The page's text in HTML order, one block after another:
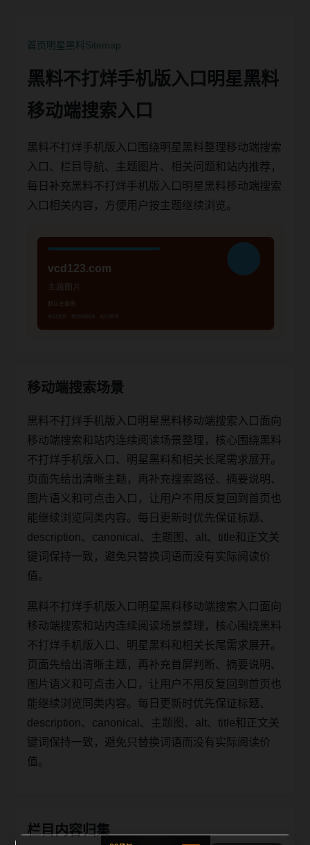
首页明星黑料Sitemap
黑料不打烊手机版入口明星黑料
移动端搜索入口
黑料不打烊手机版入口围绕明星黑料整理移动端搜索
入口、栏目导航、主题图片、相关问题和站内推荐，
每日补充黑料不打烊手机版入口明星黑料移动端搜索
入口相关内容，方便用户按主题继续浏览。
移动端搜索场景
黑料不打烊手机版入口明星黑料移动端搜索入口面向
移动端搜索和站内连续阅读场景整理，核心围绕黑料
不打烊手机版入口、明星黑料和相关长尾需求展开。
页面先给出清晰主题，再补充搜索路径、摘要说明、
图片语义和可点击入口，让用户不用反复回到首页也
能继续浏览同类内容。每日更新时优先保证标题、
description、canonical、主题图、alt、title和正文关
键词保持一致，避免只替换词语而没有实际阅读价
值。
黑料不打烊手机版入口明星黑料移动端搜索入口面向
移动端搜索和站内连续阅读场景整理，核心围绕黑料
不打烊手机版入口、明星黑料和相关长尾需求展开。
页面先给出清晰主题，再补充首屏判断、摘要说明、
图片语义和可点击入口，让用户不用反复回到首页也
能继续浏览同类内容。每日更新时优先保证标题、
description、canonical、主题图、alt、title和正文关
键词保持一致，避免只替换词语而没有实际阅读价
值。
栏目内容归集